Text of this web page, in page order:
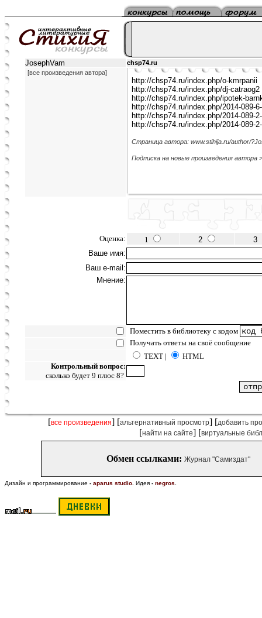
JosephVam
chsp74.ru
[все произведения автора]
http://chsp74.ru/index.php/o-kmrpanii
http://chsp74.ru/index.php/dj-catraog2
http://chsp74.ru/index.php/ipotek-
http://chsp74.ru/index.php/2014-089-
http://chsp74.ru/index.php/2014-089-
http://chsp74.ru/index.php/2014-089-
Страница автора: www.stihija.ru/author/
Подписка на новые произведения автора
Оценка: 1 2
3
Ваше имя:
Ваш e-mail:
Мнение:
Поместить в библиотеку с кодом
Получать ответы на своё сообщение
TEXT |
HTML
Контрольный вопрос:
сколько будет 9 плюс 8?
[все произведения] [альтернативный просмотр] [добавить
[найти на сайте] [виртуальные
Обмен ссылками: Журнал "Самиздат"
Дизайн и программирование - aparus studio Идея - negros